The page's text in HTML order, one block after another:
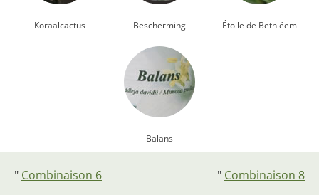
Koraalcactus Bescherming Étoile de Bethléem
Balans
" Combinaison 6 " Combinaison 8